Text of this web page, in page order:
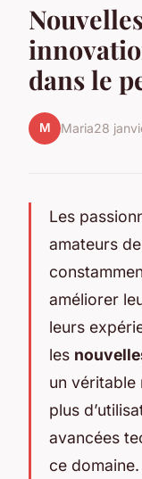
dans le
M Maria28
Les
amateurs de
améliorer
leurs
les
un véritable
plus
avancées
ce